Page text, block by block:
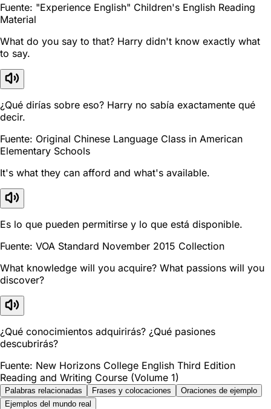
Fuente: "Experience English" Children's English Reading
Material
What do you say to that? Harry didn't know exactly what
to say.
¿Qué dirías sobre eso? Harry no sabía exactamente qué
decir.
Fuente: Original Chinese Language Class in American
Elementary Schools
It's what they can afford and what's available.
Es lo que pueden permitirse y lo que está disponible.
Fuente: VOA Standard November 2015 Collection
What knowledge will you acquire? What passions will you
discover?
¿Qué conocimientos adquirirás? ¿Qué pasiones
descubrirás?
Fuente: New Horizons College English Third Edition
Reading and Writing Course (Volume 1)
Palabras relacionadas Frases y colocaciones
Oraciones de ejemplo
Ejemplos del mundo real